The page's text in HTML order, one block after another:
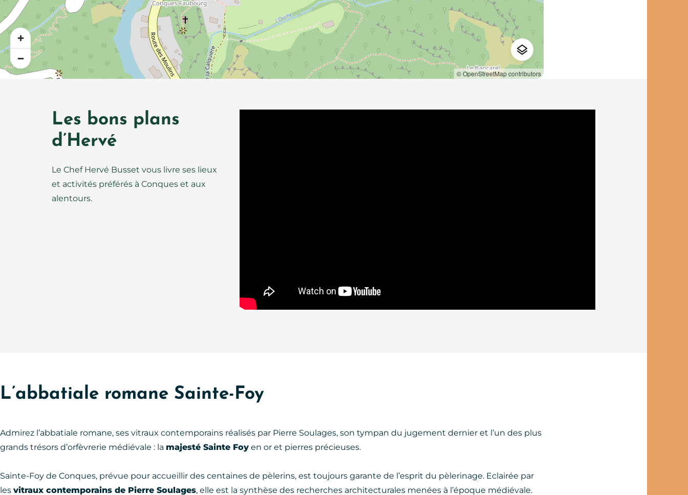
© OpenStreetMap contributors
Les bons plans
d’Hervé
Le Chef Hervé Busset vous livre ses lieux
et activités préférés à Conques et aux
alentours.
L’abbatiale romane Sainte-Foy
Admirez l’abbatiale romane, ses vitraux contemporains réalisés par Pierre Soulages, son tympan du jugement dernier et l’un des plus
grands trésors d’orfèvrerie médiévale : la majesté Sainte Foy en or et pierres précieuses.
Sainte-Foy de Conques, prévue pour accueillir des centaines de pèlerins, est toujours garante de l’esprit du pèlerinage. Eclairée par
les vitraux contemporains de Pierre Soulages, elle est la synthèse des recherches architecturales menées à l’époque médiévale.